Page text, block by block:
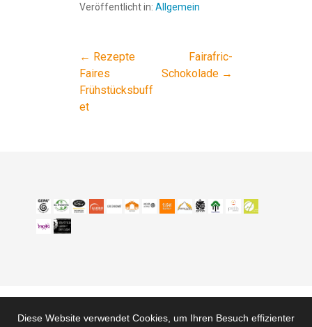
Diese Website verwendet Cookies, um Ihren Besuch effizienter
Veröffentlicht in: Allgemein
Beitragsnavigation
← Rezepte
Faires
Frühstücksbuff
et
Fairafric-
Schokolade →
Kontakt Wegbeschreibung Impressum